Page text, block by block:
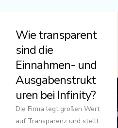
Wie transparent
sind die
Einnahmen- und
Ausgabenstrukt
uren bei Infinity?
Die Firma legt großen Wert
auf Transparenz und stellt